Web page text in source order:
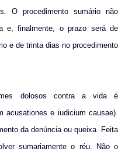
O procedimento sumário não
e, finalmente, o prazo será de
e de trinta dias no procedimento
dolosos contra a vida é
acusationes e iudicium causae).
da denúncia ou queixa. Feita
sumariamente o réu. Não o